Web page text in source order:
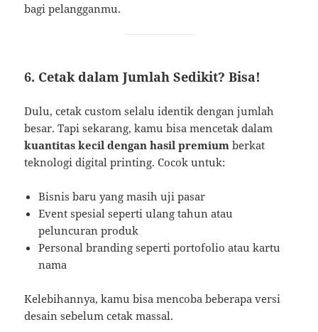
bagi pelangganmu.
6. Cetak dalam Jumlah Sedikit? Bisa!
Dulu, cetak custom selalu identik dengan jumlah
besar. Tapi sekarang, kamu bisa mencetak dalam
kuantitas kecil dengan hasil premium berkat
teknologi digital printing. Cocok untuk:
Bisnis baru yang masih uji pasar
Event spesial seperti ulang tahun atau
peluncuran produk
Personal branding seperti portofolio atau kartu
nama
Kelebihannya, kamu bisa mencoba beberapa versi
desain sebelum cetak massal.